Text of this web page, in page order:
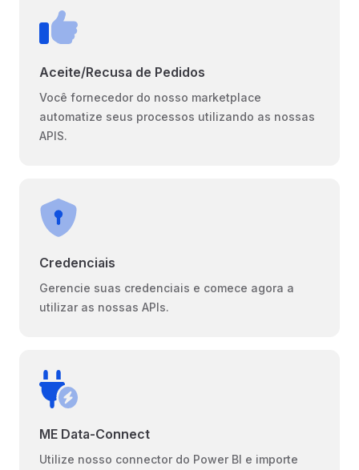
Aceite/Recusa de Pedidos
Você fornecedor do nosso marketplace
automatize seus processos utilizando as nossas
APIS.
Credenciais
Gerencie suas credenciais e comece agora a
utilizar as nossas APIs.
ME Data-Connect
Utilize nosso connector do Power BI e importe